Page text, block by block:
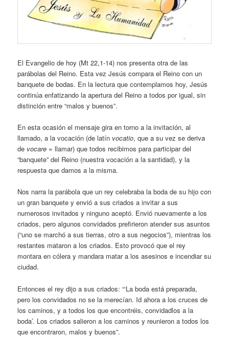
El Evangelio de hoy (Mt 22,1-14) nos presenta otra de las
parábolas del Reino. Esta vez Jesús compara el Reino con un
banquete de bodas. En la lectura que contemplamos hoy, Jesús
continúa enfatizando la apertura del Reino a todos por igual, sin
distinción entre “malos y buenos”.
En esta ocasión el mensaje gira en torno a la invitación, al
llamado, a la vocación (de latín vocatio, que a su vez se deriva
de vocare = llamar) que todos recibimos para participar del
“banquete” del Reino (nuestra vocación a la santidad), y la
respuesta que damos a la misma.
Nos narra la parábola que un rey celebraba la boda de su hijo con
un gran banquete y envió a sus criados a invitar a sus
numerosos invitados y ninguno aceptó. Envió nuevamente a los
criados, pero algunos convidados prefirieron atender sus asuntos
(“uno se marchó a sus tierras, otro a sus negocios”), mientras los
restantes mataron a los criados. Esto provocó que el rey
montara en cólera y mandara matar a los asesinos e incendiar su
ciudad.
Entonces el rey dijo a sus criados: “‘La boda está preparada,
pero los convidados no se la merecían. Id ahora a los cruces de
los caminos, y a todos los que encontréis, convidadlos a la
boda’. Los criados salieron a los caminos y reunieron a todos los
que encontraron, malos y buenos”.